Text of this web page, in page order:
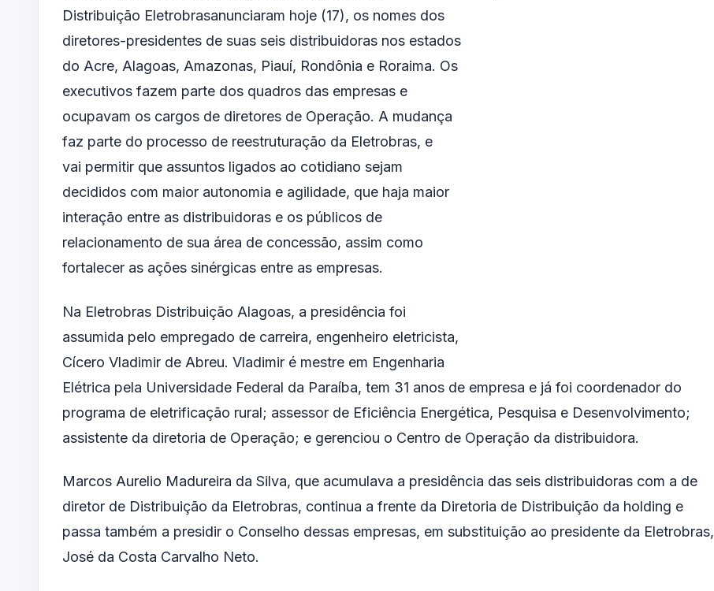
Distribuição Eletrobrasanunciaram hoje (17), os nomes dos
diretores-presidentes de suas seis distribuidoras nos estados
do Acre, Alagoas, Amazonas, Piauí, Rondônia e Roraima. Os
executivos fazem parte dos quadros das empresas e
ocupavam os cargos de diretores de Operação. A mudança
faz parte do processo de reestruturação da Eletrobras, e
vai permitir que assuntos ligados ao cotidiano sejam
decididos com maior autonomia e agilidade, que haja maior
interação entre as distribuidoras e os públicos de
relacionamento de sua área de concessão, assim como
fortalecer as ações sinérgicas entre as empresas.
Na Eletrobras Distribuição Alagoas, a presidência foi
assumida pelo empregado de carreira, engenheiro eletricista,
Cícero Vladimir de Abreu. Vladimir é mestre em Engenharia
Elétrica pela Universidade Federal da Paraíba, tem 31 anos de empresa e já foi coordenador do
programa de eletrificação rural; assessor de Eficiência Energética, Pesquisa e Desenvolvimento;
assistente da diretoria de Operação; e gerenciou o Centro de Operação da distribuidora.
Marcos Aurelio Madureira da Silva, que acumulava a presidência das seis distribuidoras com a de
diretor de Distribuição da Eletrobras, continua a frente da Diretoria de Distribuição da holding e
passa também a presidir o Conselho dessas empresas, em substituição ao presidente da Eletrobras,
José da Costa Carvalho Neto.